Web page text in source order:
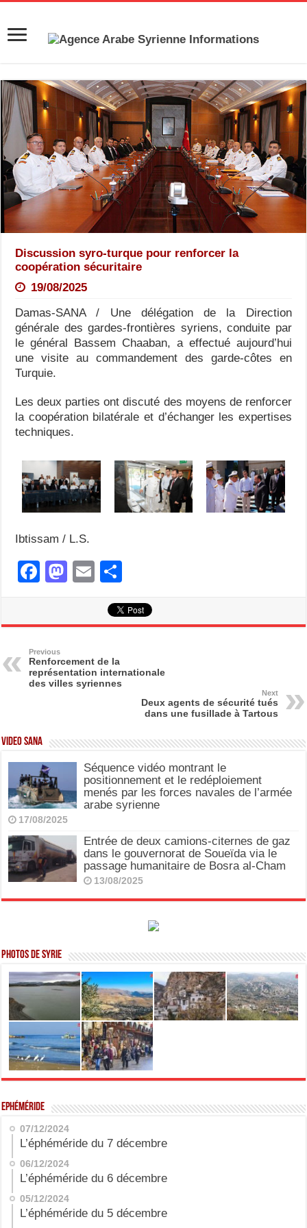
Discussion syro-turque pour renforcer la
coopération sécuritaire
19/08/2025
Damas-SANA / Une délégation de la Direction
générale des gardes-frontières syriens, conduite par
le général Bassem Chaaban, a effectué aujourd’hui
une visite au commandement des garde-côtes en
Turquie.
Les deux parties ont discuté des moyens de renforcer
la coopération bilatérale et d’échanger les expertises
techniques.
Ibtissam / L.S.
F
b
o
M
d
o
E
ail ar
Previous
Renforcement de la
représentation internationale
des villes syriennes
Next
Deux agents de sécurité tués
dans une fusillade à Tartous
Video SANA
Séquence vidéo montrant le
positionnement et le redéploiement
menés par les forces navales de l’armée
arabe syrienne
17/08/2025
Entrée de deux camions-citernes de gaz
dans le gouvernorat de Soueïda via le
passage humanitaire de Bosra al-Cham
13/08/2025
Photos de Syrie
Ephéméride
07/12/2024
L’éphéméride du 7 décembre
06/12/2024
L’éphéméride du 6 décembre
05/12/2024
L’éphéméride du 5 décembre